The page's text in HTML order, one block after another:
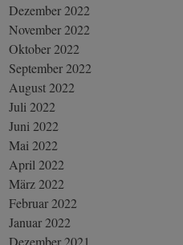
Dezember 2022
November 2022
Oktober 2022
September 2022
August 2022
Juli 2022
Juni 2022
Mai 2022
April 2022
März 2022
Februar 2022
Januar 2022
Dezember 2021